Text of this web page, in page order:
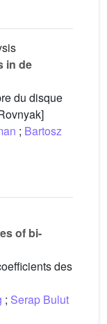
in de
du disque
; Bartosz
of bi-
des
; Serap Bulut